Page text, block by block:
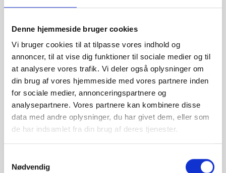
Denne hjemmeside bruger cookies
Vi bruger cookies til at tilpasse vores indhold og
annoncer, til at vise dig funktioner til sociale medier og til
at analysere vores trafik. Vi deler også oplysninger om
din brug af vores hjemmeside med vores partnere inden
for sociale medier, annonceringspartnere og
analysepartnere. Vores partnere kan kombinere disse
data med andre oplysninger, du har givet dem, eller som
de har indsamlet fra din brug af deres tjenester.
Nødvendig
check Køb & afhent
Ny

OBH 7949 Vakum
Ny

Beurer FB 60 Fodspa